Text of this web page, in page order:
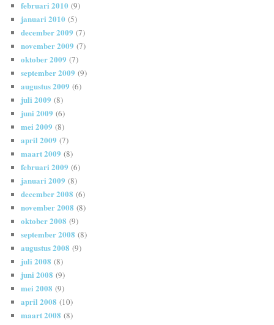
februari 2010 (9)
januari 2010 (5)
december 2009 (7)
november 2009 (7)
oktober 2009 (7)
september 2009 (9)
augustus 2009 (6)
juli 2009 (8)
juni 2009 (6)
mei 2009 (8)
april 2009 (7)
maart 2009 (8)
februari 2009 (6)
januari 2009 (8)
december 2008 (6)
november 2008 (8)
oktober 2008 (9)
september 2008 (8)
augustus 2008 (9)
juli 2008 (8)
juni 2008 (9)
mei 2008 (9)
april 2008 (10)
maart 2008 (8)